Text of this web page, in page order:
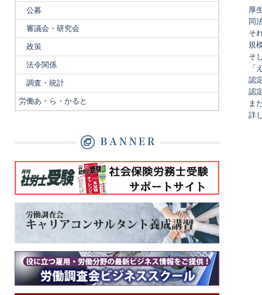
厚
同
そ
規
そ
「
認
認
ま
詳
公募
審議会・研究会
政策
法令関係
調査・統計
労働あ・ら・かると